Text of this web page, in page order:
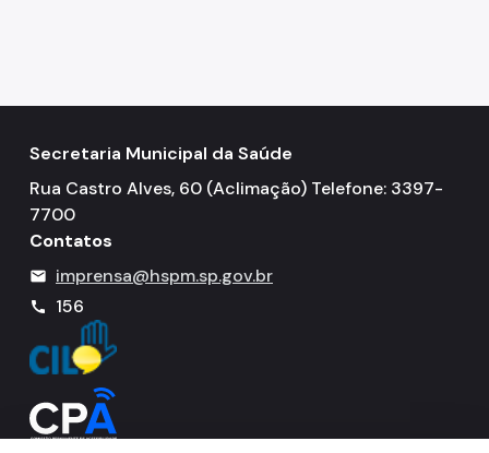
Secretaria Municipal da Saúde
Rua Castro Alves, 60 (Aclimação) Telefone: 3397-
7700
Contatos
mail imprensa@hspm.sp.gov.br
call 156